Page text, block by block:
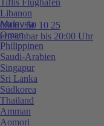
0800 / 50 10 25
erreichbar bis 20:00 Uhr
Libanon
Malaysia
Oman
Philippinen
Saudi-Arabien
Singapur
Sri Lanka
Südkorea
Thailand
Amman
Aomori